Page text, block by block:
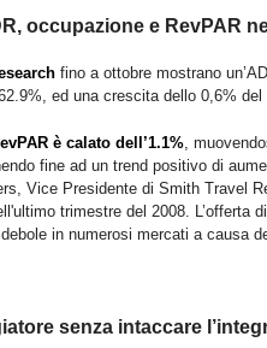
occupazione e RevPAR
fino a ottobre mostrano
ed una crescita dello 0,6%
è calato dell’1.1%,
fine ad un trend positivo di
Vice Presidente di Smith Travel
trimestre del 2008. L’offerta
in numerosi mercati a causa
senza intaccare